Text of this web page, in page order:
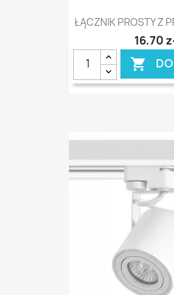
ŁĄCZNIK PROSTY Z
16,70
